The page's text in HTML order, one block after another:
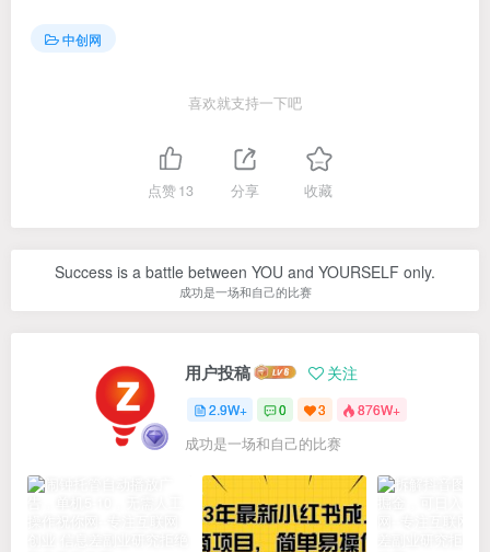
中创网
喜欢就支持一下吧
点赞13 分享 收藏
Success is a battle between YOU and YOURSELF only.
成功是一场和自己的比赛
用户投稿 关注
2.9W+ 0 3 876W+
成功是一场和自己的比赛